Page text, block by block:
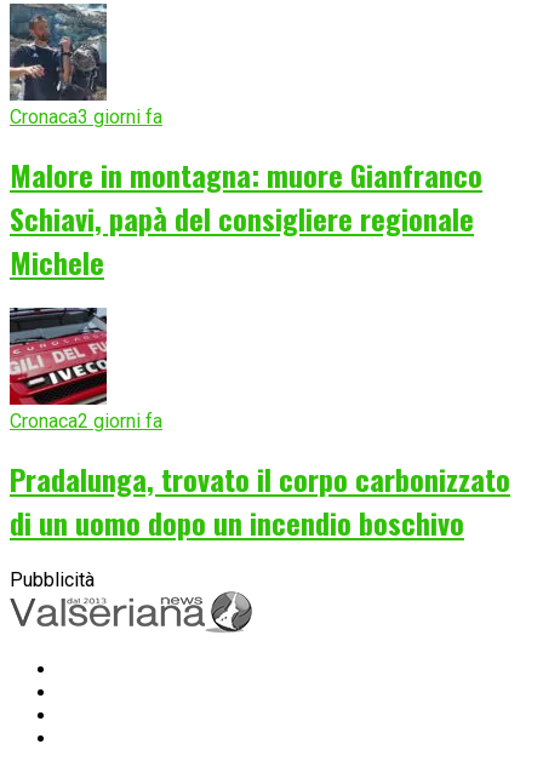
Cronaca3 giorni fa
Malore in montagna: muore Gianfranco
Schiavi, papà del consigliere regionale
Michele
Cronaca2 giorni fa
Pradalunga, trovato il corpo carbonizzato
di un uomo dopo un incendio boschivo
Pubblicità